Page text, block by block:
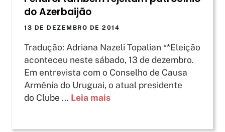
do Azerbaijão
13 DE DEZEMBRO DE 2014
Tradução: Adriana Nazeli Topalian **Eleição
aconteceu neste sábado, 13 de dezembro.
Em entrevista com o Conselho de Causa
Armênia do Uruguai, o atual presidente
do Clube ... Leia mais